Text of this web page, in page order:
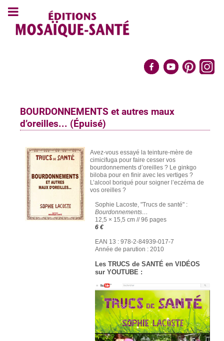
BOURDONNEMENTS et autres maux
d’oreilles... (Épuisé)
Avez-vous essayé la teinture-mère de
cimicifuga pour faire cesser vos
bourdonnements d’oreilles ? Le ginkgo
biloba pour en finir avec les vertiges ?
L’alcool boriqué pour soigner l’eczéma de
vos oreilles ?
Sophie Lacoste, "Trucs de santé" :
Bourdonnements…
12,5 × 15,5 cm // 96 pages
6 €
EAN 13 : 978-2-84939-017-7
Année de parution : 2010
Les TRUCS de SANTÉ en VIDÉOS
sur YOUTUBE :